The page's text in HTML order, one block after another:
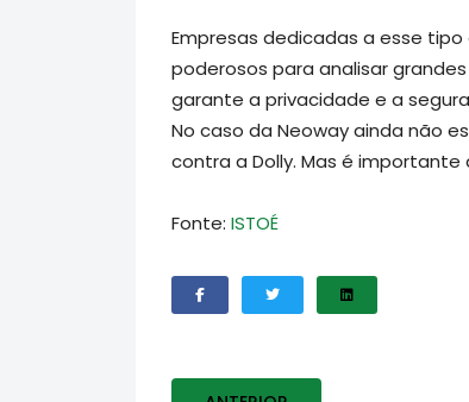
Empresas dedicadas a esse
poderosos para analisar
garante a privacidade e a
No caso da Neoway ainda não
contra a Dolly. Mas é
Fonte: ISTOÉ